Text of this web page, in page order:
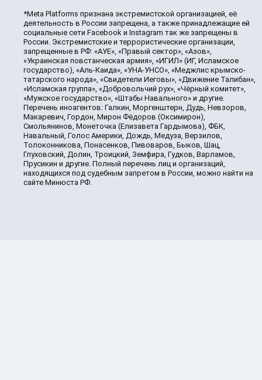
*Meta Platforms признана экстремистской организацией, её
деятельность в России запрещена, а также принадлежащие ей
социальные сети Facebook и Instagram так же запрещены в
России. Экстремистские и террористические организации,
запрещенные в РФ: «АУЕ», «Правый сектор», «Азов»,
«Украинская повстанческая армия», «ИГИЛ» (ИГ, Исламское
государство), «Аль-Каида», «УНА-УНСО», «Меджлис крымско-
татарского народа», «Свидетели Иеговы», «Движение Талибан»,
«Исламская группа», «Добровольчий рух», «Чёрный комитет»,
«Мужское государство», «Штабы Навального» и другие.
Перечень иноагентов: Галкин, Моргенштерн, Дудь, Невзоров,
Макаревич, Гордон, Мирон Фёдоров (Оксимирон),
Смольянинов, Монеточка (Елизавета Гардымова), ФБК,
Навальный, Голос Америки, Дождь, Медуза, Верзилов,
Толоконникова, Понасенков, Пивоваров, Быков, Шац,
Глуховский, Долин, Троицкий, Земфира, Гудков, Варламов,
Прусикин и другие. Полный перечень лиц и организаций,
находящихся под судебным запретом в России, можно найти на
сайте Минюста РФ.